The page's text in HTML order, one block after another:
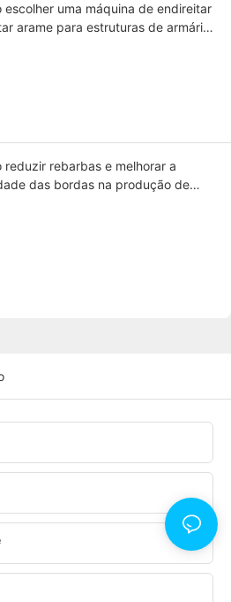
escolher uma máquina de endireitar
arame para estruturas de armários
reduzir rebarbas e melhorar a
das bordas na produção de